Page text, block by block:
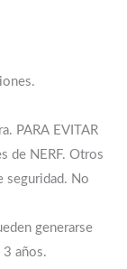
PARA EVITAR
de NERF. Otros
seguridad. No
generarse
3 años.